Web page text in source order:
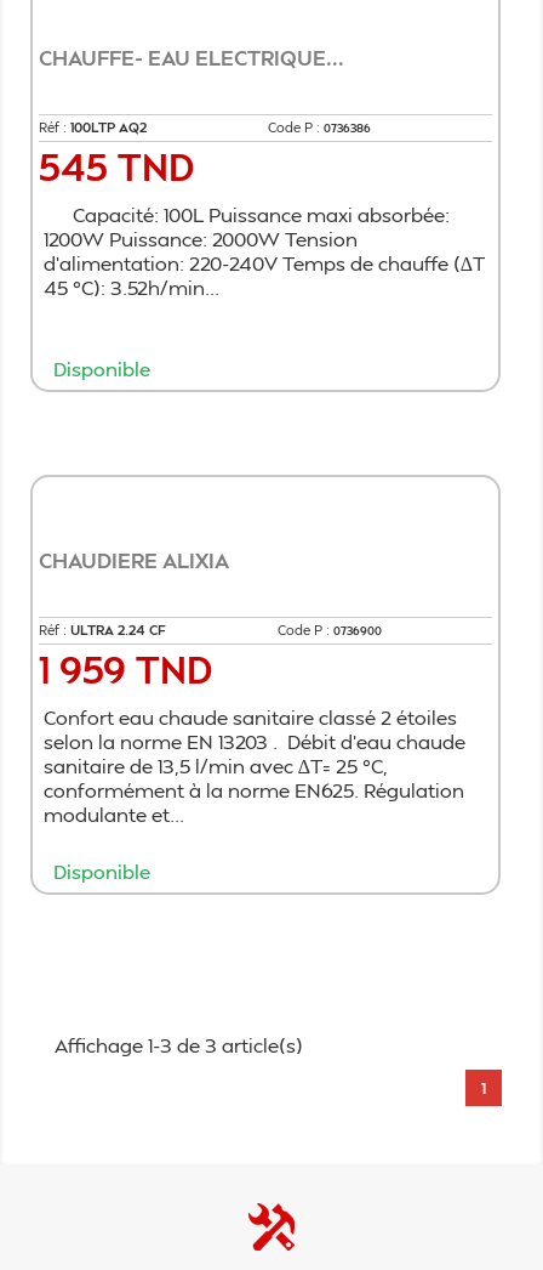
CHAUFFE- EAU ELECTRIQUE...
Réf : 100LTP AQ2 Code P : 0736386
Prix
545 TND
Capacité: 100L Puissance maxi absorbée:
1200W Puissance: 2000W Tension
d'alimentation: 220-240V Temps de chauffe (∆T
45 °C): 3.52h/min...
Disponible
CHAUDIERE ALIXIA
Réf : ULTRA 2.24 CF Code P : 0736900
Prix
1 959 TND
Confort eau chaude sanitaire classé 2 étoiles
selon la norme EN 13203 . Débit d’eau chaude
sanitaire de 13,5 l/min avec ∆T= 25 °C,
conformément à la norme EN625. Régulation
modulante et...
Disponible
Affichage 1-3 de 3 article(s)
1